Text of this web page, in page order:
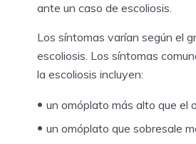
ante un caso de escoliosis.
Los síntomas varían según el
escoliosis. Los síntomas
la escoliosis incluyen:
un omóplato más alto que el
un omóplato que sobresale